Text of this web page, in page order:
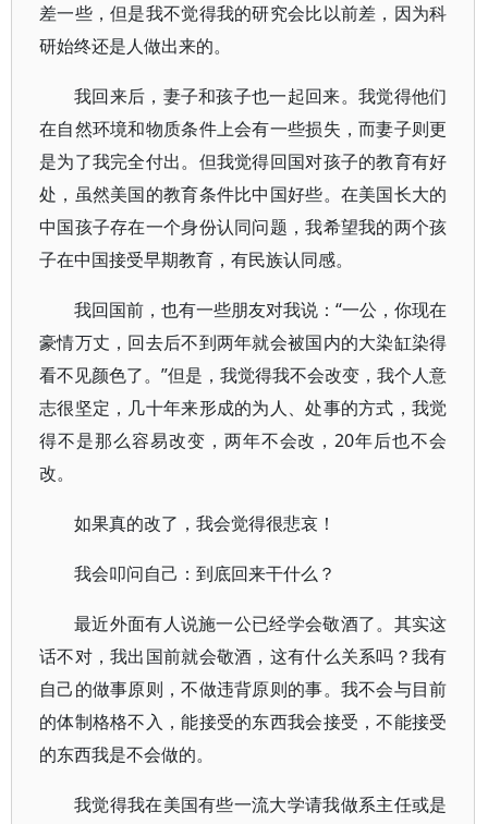
差一些，但是我不觉得我的研究会比以前差，因为科
研始终还是人做出来的。
我回来后，妻子和孩子也一起回来。我觉得他们
在自然环境和物质条件上会有一些损失，而妻子则更
是为了我完全付出。但我觉得回国对孩子的教育有好
处，虽然美国的教育条件比中国好些。在美国长大的
中国孩子存在一个身份认同问题，我希望我的两个孩
子在中国接受早期教育，有民族认同感。
我回国前，也有一些朋友对我说：“一公，你现在
豪情万丈，回去后不到两年就会被国内的大染缸染得
看不见颜色了。”但是，我觉得我不会改变，我个人意
志很坚定，几十年来形成的为人、处事的方式，我觉
得不是那么容易改变，两年不会改，20年后也不会
改。
如果真的改了，我会觉得很悲哀！
我会叩问自己：到底回来干什么？
最近外面有人说施一公已经学会敬酒了。其实这
话不对，我出国前就会敬酒，这有什么关系吗？我有
自己的做事原则，不做违背原则的事。我不会与目前
的体制格格不入，能接受的东西我会接受，不能接受
的东西我是不会做的。
我觉得我在美国有些一流大学请我做系主任或是